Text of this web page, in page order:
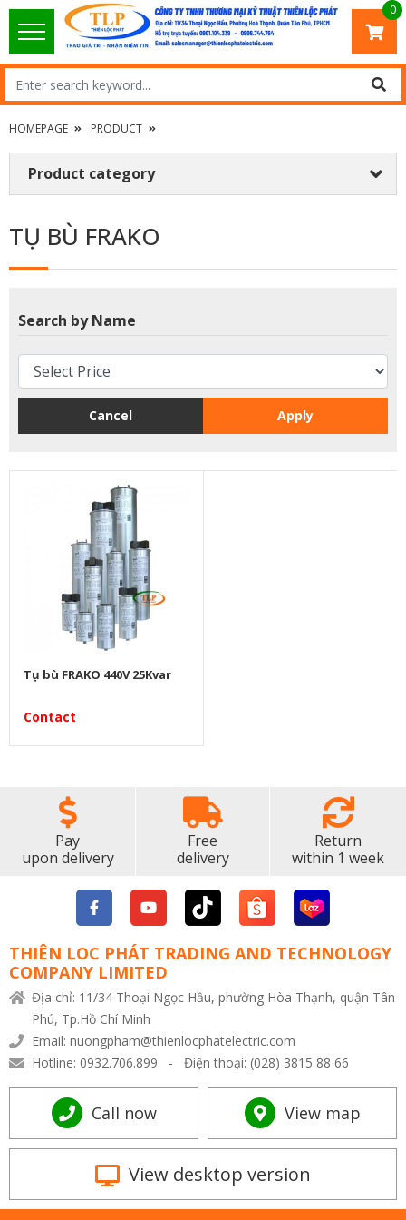
0
HOMEPAGE PRODUCT
Product category
TỤ BÙ FRAKO
Search by Name
Cancel Apply
Tụ bù FRAKO 440V 25Kvar
Contact
Pay
upon delivery
Free
delivery
Return
within 1 week
THIÊN LOC PHÁT TRADING AND TECHNOLOGY
COMPANY LIMITED
Địa chỉ: 11/34 Thoại Ngọc Hầu, phường Hòa Thạnh, quận Tân
Phú, Tp.Hồ Chí Minh
Email: nuongpham@thienlocphatelectric.com
Hotline: 0932.706.899 - Điện thoại: (028) 3815 88 66
Call now View map
View desktop version